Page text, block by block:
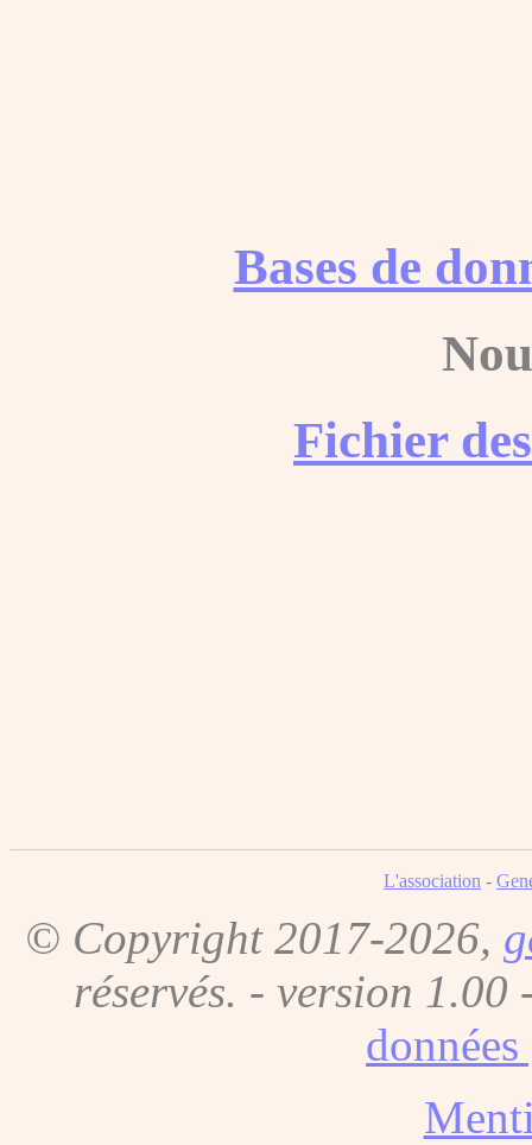
Bases de
Fichier
L'association -
© Copyright 2017-2026,
réservés. - version 1.00